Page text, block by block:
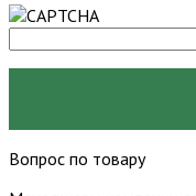
Вопрос по товару